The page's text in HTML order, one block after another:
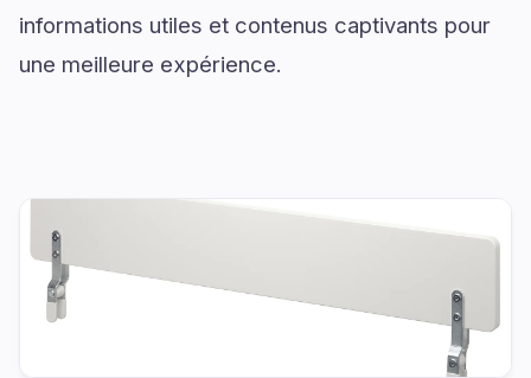
informations utiles et contenus captivants pour
une meilleure expérience.